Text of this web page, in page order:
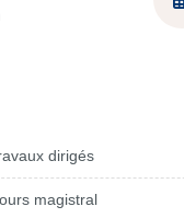
dirigés
magistral